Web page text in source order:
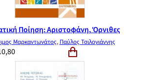
Ποίηση: Αριστοφάνη, Όρνιθες
Μαρκαντωνάτος, Παύλος Τσιλογιάννης